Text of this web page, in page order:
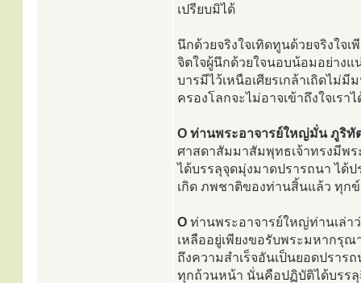
เปรียบมิได้
นึกด้วยจริงใจเทิดทูนด้วยจริงใ
จิตใจผู้นึกด้วยใจนอบน้อมอย่าง
บารมีไว้เหนือเศียรเกล้าเถิดไม่
ครองโลกจะไม่อาจเข้าถึงใจเราไ
O ท่านพระอาจารย์ใหญ่มั่น ภูริทั
ศาสดาสัมมาสัมพุทธเจ้าทรงมีพ
ได้บรรลุจุดมุ่งมาดปรารถนา ได้
เกิด ภพชาติของท่านสิ้นแล้ว ทุก
O ท่านพระอาจารย์ใหญ่ท่านเล่า
เหลืออยู่เพียงขอรับพระมหากรุณ
ถึงความสำเร็จอันเป็นยอดปราร
ทุกถ้วนหน้า นั่นคือปฏิบัติได้บรรลุ